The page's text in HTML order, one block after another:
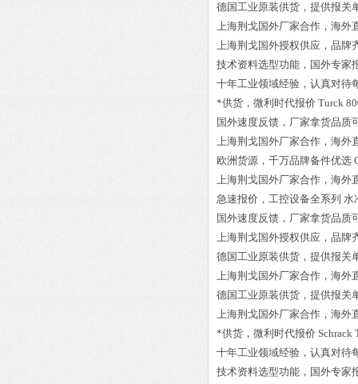
德国工业原装供货，提供报关
上海荆戈国外厂家合作，海外
上海荆戈国外授权供应，品牌
技术资料选型功能，国外专家
十年工业领域经验，认真对待
*供货，微利时代报价 Turck
国外速度反馈，厂家拿货品质
上海荆戈国外厂家合作，海外
欧洲货源，千万品牌备件优选
上海荆戈国外厂家合作，海外
急速报价，工控设备全系列 水
国外速度反馈，厂家拿货品质
上海荆戈国外授权供应，品牌
德国工业原装供货，提供报关
上海荆戈国外厂家合作，海外
德国工业原装供货，提供报关
上海荆戈国外厂家合作，海外
*供货，微利时代报价 Schrack
十年工业领域经验，认真对待
技术资料选型功能，国外专家